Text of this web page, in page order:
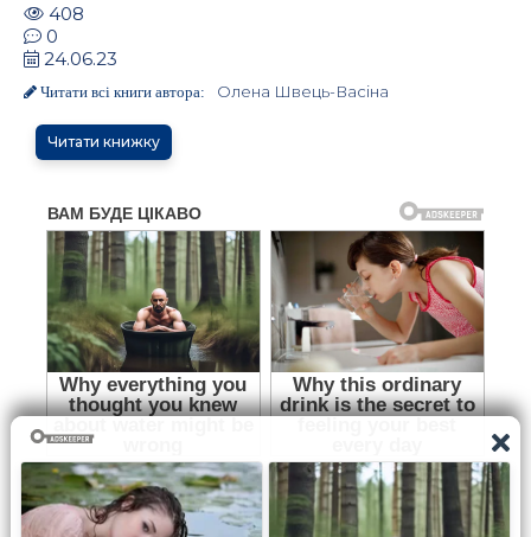
408
0
24.06.23
Читати всі книги автора: Олена Швець-Васіна
Читати книжку